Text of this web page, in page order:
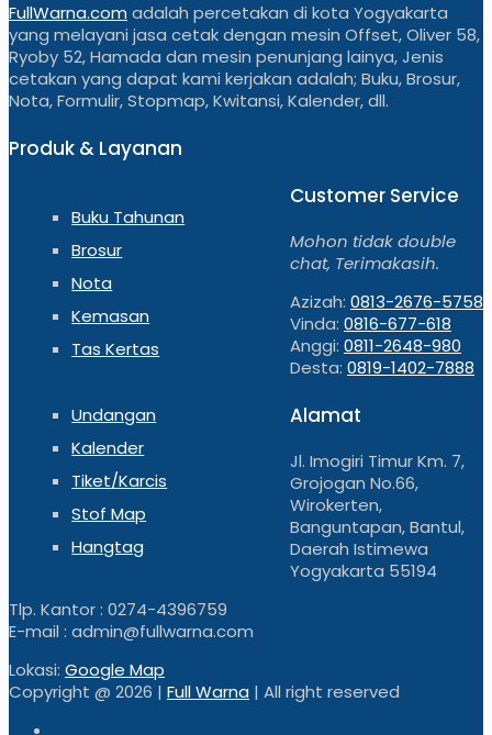
FullWarna.com adalah percetakan di kota Yogyakarta
yang melayani jasa cetak dengan mesin Offset, Oliver 58,
Ryoby 52, Hamada dan mesin penunjang lainya, Jenis
cetakan yang dapat kami kerjakan adalah; Buku, Brosur,
Nota, Formulir, Stopmap, Kwitansi, Kalender, dll.
Produk & Layanan
Buku Tahunan
Brosur
Nota
Kemasan
Tas Kertas
Undangan
Kalender
Tiket/Karcis
Stof Map
Hangtag
Customer Service
Mohon tidak double
chat, Terimakasih.
Azizah: 0813-2676-5758
Vinda: 0816-677-618
Anggi: 0811-2648-980
Desta: 0819-1402-7888
Alamat
Jl. Imogiri Timur Km. 7,
Grojogan No.66,
Wirokerten,
Banguntapan, Bantul,
Daerah Istimewa
Yogyakarta 55194
Tlp. Kantor : 0274-4396759
E-mail : admin@fullwarna.com
Lokasi: Google Map
Copyright @ 2026 | Full Warna | All right reserved